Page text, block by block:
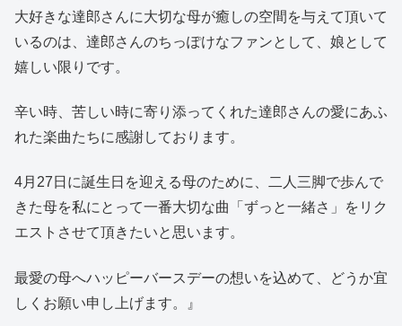
大好きな達郎さんに大切な母が癒しの空間を与えて頂いて
いるのは、達郎さんのちっぽけなファンとして、娘として
嬉しい限りです。
辛い時、苦しい時に寄り添ってくれた達郎さんの愛にあふ
れた楽曲たちに感謝しております。
4月27日に誕生日を迎える母のために、二人三脚で歩んで
きた母を私にとって一番大切な曲「ずっと一緒さ」をリク
エストさせて頂きたいと思います。
最愛の母へハッピーバースデーの想いを込めて、どうか宜
しくお願い申し上げます。』